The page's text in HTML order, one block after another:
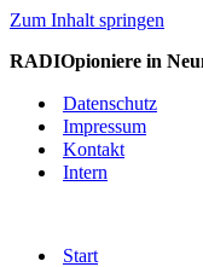
Zum Inhalt springen
RADIOpioniere in
Datenschutz
Impressum
Kontakt
Intern
Start